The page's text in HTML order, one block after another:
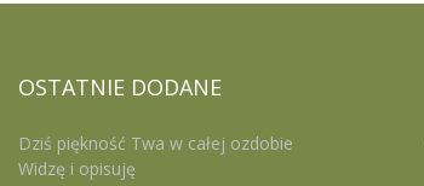
OSTATNIE DODANE
Dziś piękność Twa w całej ozdobie
Widzę i opisuję